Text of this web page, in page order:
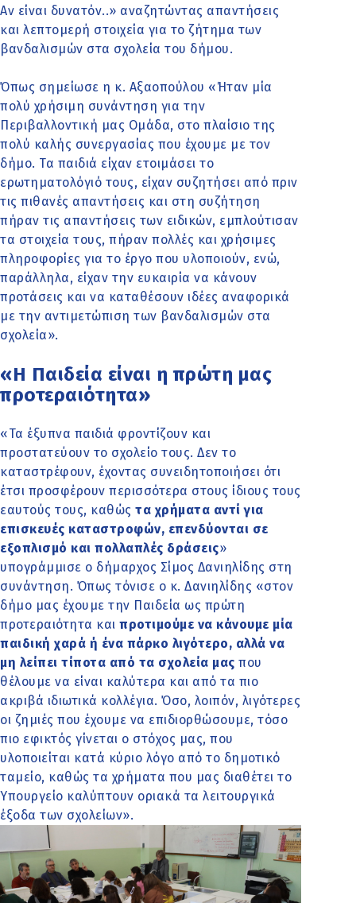
Αν είναι δυνατόν..» αναζητώντας απαντήσεις
και λεπτομερή στοιχεία για το ζήτημα των
βανδαλισμών στα σχολεία του δήμου.
Όπως σημείωσε η κ. Αξαοπούλου «Ήταν μία
πολύ χρήσιμη συνάντηση για την
Περιβαλλοντική μας Ομάδα, στο πλαίσιο της
πολύ καλής συνεργασίας που έχουμε με τον
δήμο. Τα παιδιά είχαν ετοιμάσει το
ερωτηματολόγιό τους, είχαν συζητήσει από πριν
τις πιθανές απαντήσεις και στη συζήτηση
πήραν τις απαντήσεις των ειδικών, εμπλούτισαν
τα στοιχεία τους, πήραν πολλές και χρήσιμες
πληροφορίες για το έργο που υλοποιούν, ενώ,
παράλληλα, είχαν την ευκαιρία να κάνουν
προτάσεις και να καταθέσουν ιδέες αναφορικά
με την αντιμετώπιση των βανδαλισμών στα
σχολεία».
«Η Παιδεία είναι η πρώτη μας
προτεραιότητα»
«Τα έξυπνα παιδιά φροντίζουν και
προστατεύουν το σχολείο τους. Δεν το
καταστρέφουν, έχοντας συνειδητοποιήσει ότι
έτσι προσφέρουν περισσότερα στους ίδιους τους
εαυτούς τους, καθώς τα χρήματα αντί για
επισκευές καταστροφών, επενδύονται σε
εξοπλισμό και πολλαπλές δράσεις»
υπογράμμισε ο δήμαρχος Σίμος Δανιηλίδης στη
συνάντηση. Όπως τόνισε ο κ. Δανιηλίδης «στον
δήμο μας έχουμε την Παιδεία ως πρώτη
προτεραιότητα και προτιμούμε να κάνουμε μία
παιδική χαρά ή ένα πάρκο λιγότερο, αλλά να
μη λείπει τίποτα από τα σχολεία μας που
θέλουμε να είναι καλύτερα και από τα πιο
ακριβά ιδιωτικά κολλέγια. Όσο, λοιπόν, λιγότερες
οι ζημιές που έχουμε να επιδιορθώσουμε, τόσο
πιο εφικτός γίνεται ο στόχος μας, που
υλοποιείται κατά κύριο λόγο από το δημοτικό
ταμείο, καθώς τα χρήματα που μας διαθέτει το
Υπουργείο καλύπτουν οριακά τα λειτουργικά
έξοδα των σχολείων».